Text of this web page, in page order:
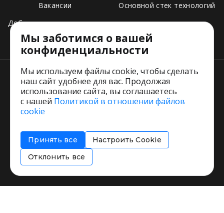
Вакансии
Добавить свое заведение
Тарифы
Основной стек технологий
Пользовательское соглашение
Соглашение об информировании
Политика использования cookies
Мы заботимся о вашей
конфиденциальности
Мы используем файлы cookie, чтобы сделать
наш сайт удобнее для вас. Продолжая
использование сайта, вы соглашаетесь
с нашей Политикой в отношении файлов
cookie
Принять все
Настроить Cookie
Отклонить все